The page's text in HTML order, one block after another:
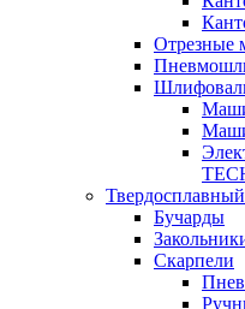
Отрезные
Бучарды
Скарпели